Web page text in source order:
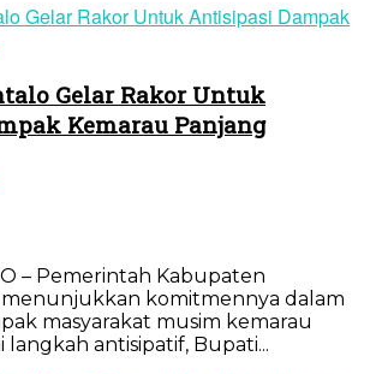
Gelar Rakor Untuk
Kemarau Panjang
– Pemerintah Kabupaten
komitmennya dalam
masyarakat musim kemarau
langkah antisipatif, Bupati...